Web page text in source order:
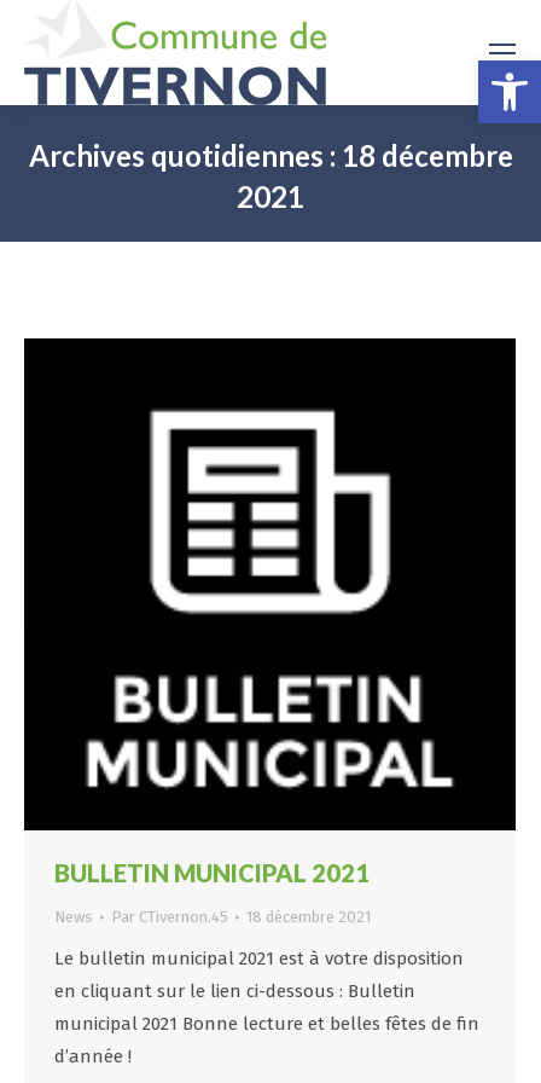
Archives quotidiennes : 18 décembre
2021
BULLETIN MUNICIPAL 2021
News Par CTivernon.45 18 décembre 2021
Le bulletin municipal 2021 est à votre disposition
en cliquant sur le lien ci-dessous : Bulletin
municipal 2021 Bonne lecture et belles fêtes de fin
d’année !